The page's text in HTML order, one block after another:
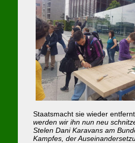
Staatsmacht sie wieder
werden wir ihn nun neu
Stelen Dani Karavans am
Kampfes, der